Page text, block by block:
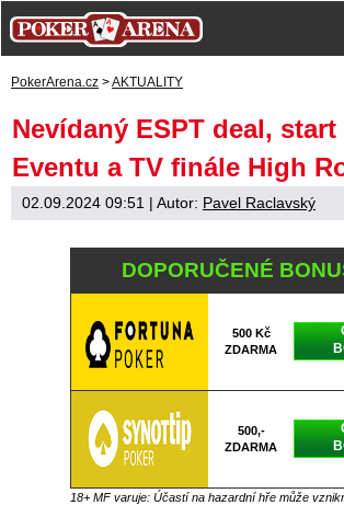
PokerArena.cz >AKTUALITY
Nevídaný ESPT deal, start
Eventu a TV finále High
02.09.2024 09:51 | Autor: Pavel Raclavský
DOPORUČENÉ
500 Kč
ZDARMA
500,-
ZDARMA
18+ MF varuje: Účastí na hazardní hře může